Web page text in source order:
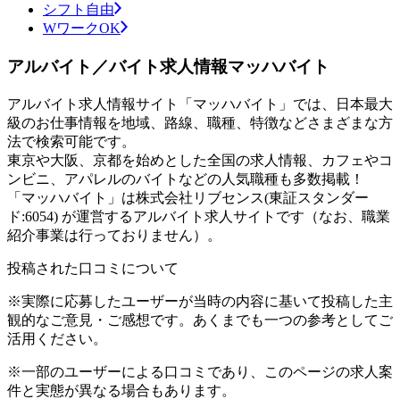
シフト自由
WワークOK
アルバイト／バイト求人情報マッハバイト
アルバイト求人情報サイト「マッハバイト」では、日本最大
級のお仕事情報を地域、路線、職種、特徴などさまざまな方
法で検索可能です。
東京や大阪、京都を始めとした全国の求人情報、カフェやコ
ンビニ、アパレルのバイトなどの人気職種も多数掲載！
「マッハバイト」は株式会社リブセンス(東証スタンダー
ド:6054) が運営するアルバイト求人サイトです（なお、職業
紹介事業は行っておりません）。
投稿された口コミについて
※実際に応募したユーザーが当時の内容に基いて投稿した主
観的なご意見・ご感想です。あくまでも一つの参考としてご
活用ください。
※一部のユーザーによる口コミであり、このページの求人案
件と実態が異なる場合もあります。